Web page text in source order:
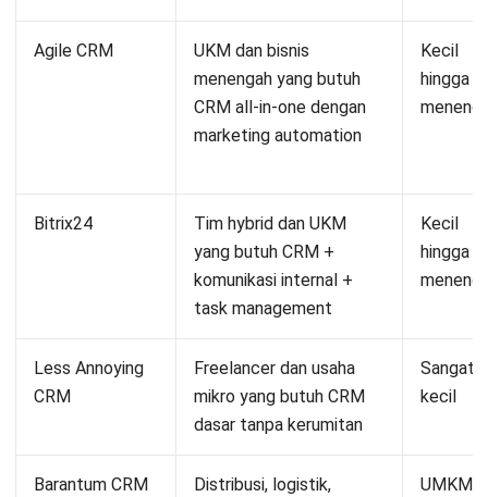
Agile CRM
UKM dan bisnis
menengah yang butuh
CRM all-in-one dengan
marketing automation
Kecil
hingga
Bitrix24
Tim hybrid dan UKM
yang butuh CRM +
komunikasi internal +
task management
Kecil
hingga
Less Annoying
CRM
Freelancer dan usaha
mikro yang butuh CRM
dasar tanpa kerumitan
Sangat
kecil
Barantum CRM
Distribusi, logistik,
UMKM